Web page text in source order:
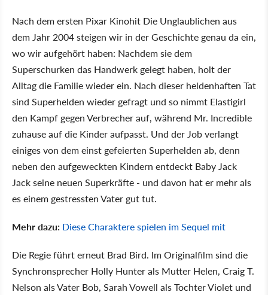
Nach dem ersten Pixar Kinohit Die Unglaublichen aus
dem Jahr 2004 steigen wir in der Geschichte genau da ein,
wo wir aufgehört haben: Nachdem sie dem
Superschurken das Handwerk gelegt haben, holt der
Alltag die Familie wieder ein. Nach dieser heldenhaften Tat
sind Superhelden wieder gefragt und so nimmt Elastigirl
den Kampf gegen Verbrecher auf, während Mr. Incredible
zuhause auf die Kinder aufpasst. Und der Job verlangt
einiges von dem einst gefeierten Superhelden ab, denn
neben den aufgeweckten Kindern entdeckt Baby Jack
Jack seine neuen Superkräfte - und davon hat er mehr als
es einem gestressten Vater gut tut.
Mehr dazu: Diese Charaktere spielen im Sequel mit
Die Regie führt erneut Brad Bird. Im Originalfilm sind die
Synchronsprecher Holly Hunter als Mutter Helen, Craig T.
Nelson als Vater Bob, Sarah Vowell als Tochter Violet und